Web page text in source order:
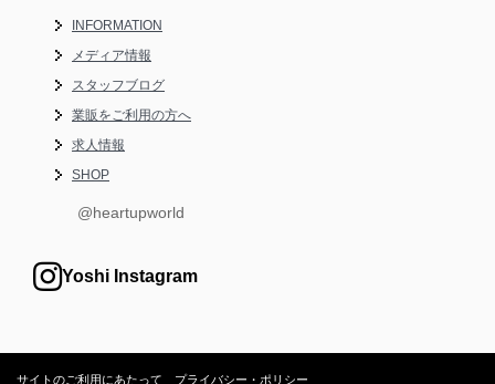
INFORMATION
メディア情報
スタッフブログ
業販をご利用の方へ
求人情報
SHOP
@heartupworld
Yoshi Instagram
サイトのご利用にあたって プライバシー・ポリシー